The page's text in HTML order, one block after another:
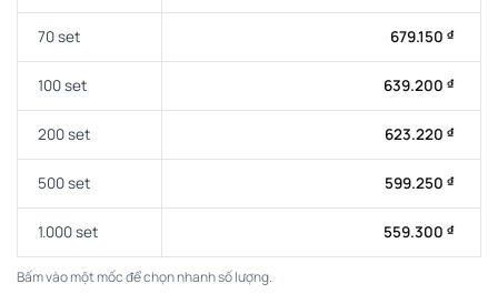
70 set 679.150 ₫
100 set 639.200 ₫
200 set 623.220 ₫
500 set 599.250 ₫
1.000 set 559.300 ₫
Bấm vào một mốc để chọn nhanh số lượng.